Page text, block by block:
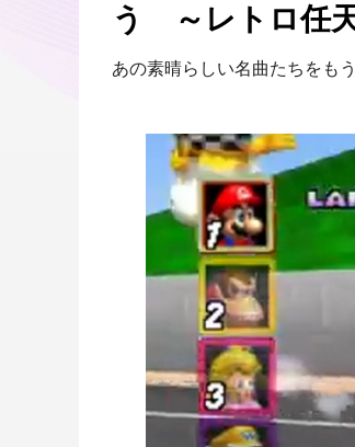
う ～レトロ任
あの素晴らしい名曲たちをも